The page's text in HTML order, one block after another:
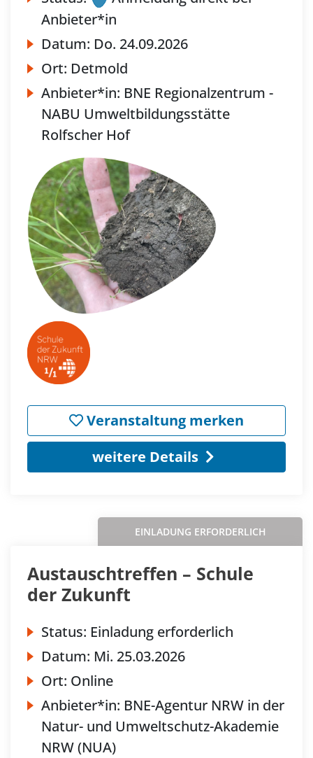
Anbieter*in
Datum: Do. 24.09.2026
Ort: Detmold
Anbieter*in: BNE Regionalzentrum -
NABU Umweltbildungsstätte
Rolfscher Hof
Veranstaltung merken
weitere Details
EINLADUNG ERFORDERLICH
Austauschtreffen – Schule
der Zukunft
Status: Einladung erforderlich
Datum: Mi. 25.03.2026
Ort: Online
Anbieter*in: BNE-Agentur NRW in der
Natur- und Umweltschutz-Akademie
NRW (NUA)